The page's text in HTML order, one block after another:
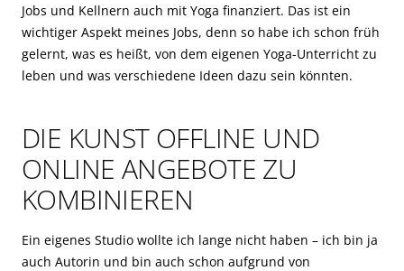
Jobs und Kellnern auch mit Yoga finanziert. Das ist ein
wichtiger Aspekt meines Jobs, denn so habe ich schon früh
gelernt, was es heißt, von dem eigenen Yoga-Unterricht zu
leben und was verschiedene Ideen dazu sein könnten.
DIE KUNST OFFLINE UND
ONLINE ANGEBOTE ZU
KOMBINIEREN
Ein eigenes Studio wollte ich lange nicht haben – ich bin ja
auch Autorin und bin auch schon aufgrund von